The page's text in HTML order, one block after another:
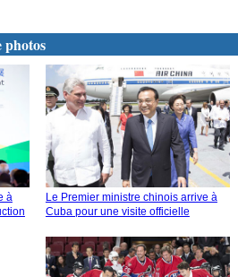
photos
à
Le Premier ministre chinois arrive à
Cuba pour une visite officielle